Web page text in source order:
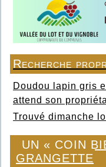
Recherche
Doudou lapin gris
attend son
Trouvé dimanche
UN « COIN
GRANGETTE